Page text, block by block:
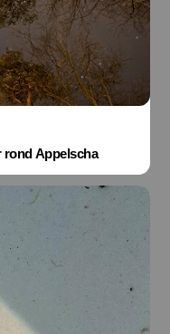
rond Appelscha